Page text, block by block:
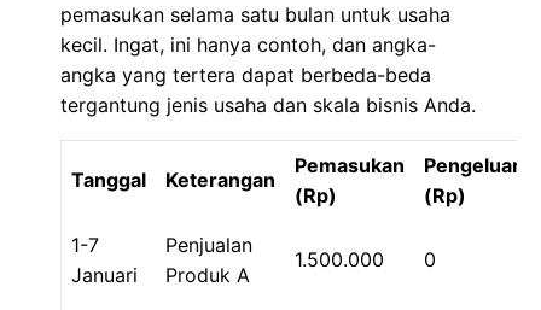
pemasukan selama satu bulan untuk usaha
kecil. Ingat, ini hanya contoh, dan angka-
angka yang tertera dapat berbeda-beda
tergantung jenis usaha dan skala bisnis Anda.
Tanggal Keterangan
Pemasukan
(Rp)
(Rp)
1-7
Januari
Penjualan
Produk A
1.500.000 0